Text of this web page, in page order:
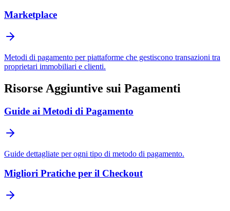
Marketplace
Metodi di pagamento per piattaforme che gestiscono transazioni tra
proprietari immobiliari e clienti.
Risorse Aggiuntive sui Pagamenti
Guide ai Metodi di Pagamento
Guide dettagliate per ogni tipo di metodo di pagamento.
Migliori Pratiche per il Checkout